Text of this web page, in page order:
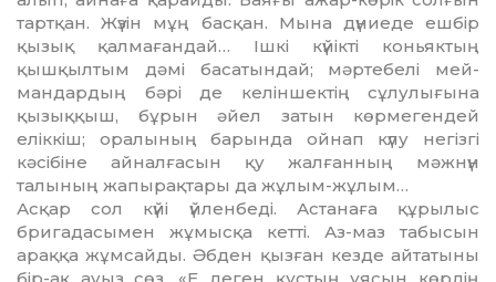
тартқан. Жүзін мұң басқан. Мына дүниеде ешбір
қызық қалмағандай… Ішкі күйікті коньяктың
қышқылтым дәмі басатындай; мәртебелі мей­
мандардың бәрі де келіншектің сұлулығына
қызыққыш, бұрын әйел затын көрмегендей
еліккіш; оралының барында ойнап күлу негізгі
кәсібіне айналғасын қу жал­ғанның мәжнүн
талының жа­пырақтары да жұлым-жұ­лым…
Асқар сол күйі үйленбеді. Ас­танаға құрылыс
бригадасымен жұ­мысқа кетті. Аз-маз табысын
арақ­қа жұмсайды. Әбден қызған кез­де айтатыны